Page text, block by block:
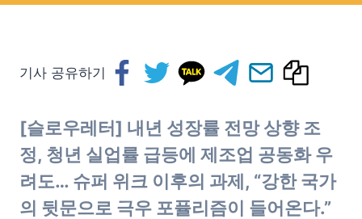
기사 공유하기
[슬로우레터] 내년 성장률 전망 상향 조
정, 청년 실업률 급등에 제조업 공동화 우
려도… 슈퍼 위크 이후의 과제, “강한 국가
의 뒷문으로 극우 포퓰리즘이 들어온다.”